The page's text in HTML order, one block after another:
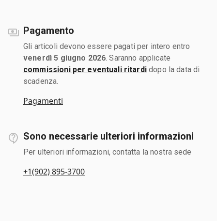
Pagamento
Gli articoli devono essere pagati per intero entro
venerdì 5 giugno 2026 . Saranno applicate
commissioni per eventuali ritardidopo la data di
scadenza.
Pagamenti
Sono necessarie ulteriori informazioni
Per ulteriori informazioni, contatta la nostra sede
+1(902) 895-3700